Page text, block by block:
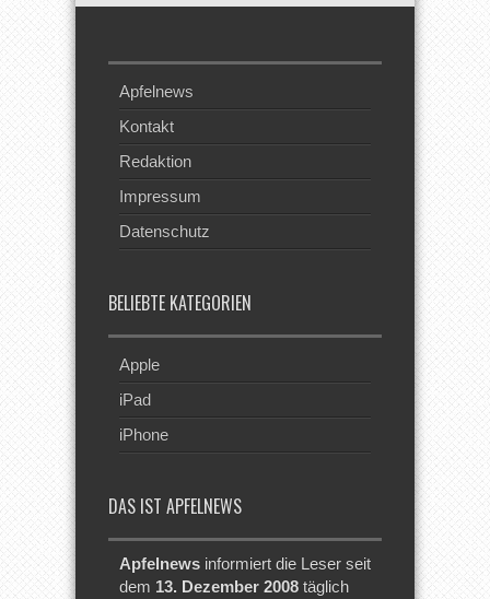
Apfelnews
Kontakt
Redaktion
Impressum
Datenschutz
BELIEBTE KATEGORIEN
Apple
iPad
iPhone
DAS IST APFELNEWS
Apfelnews informiert die Leser seit
dem 13. Dezember 2008 täglich